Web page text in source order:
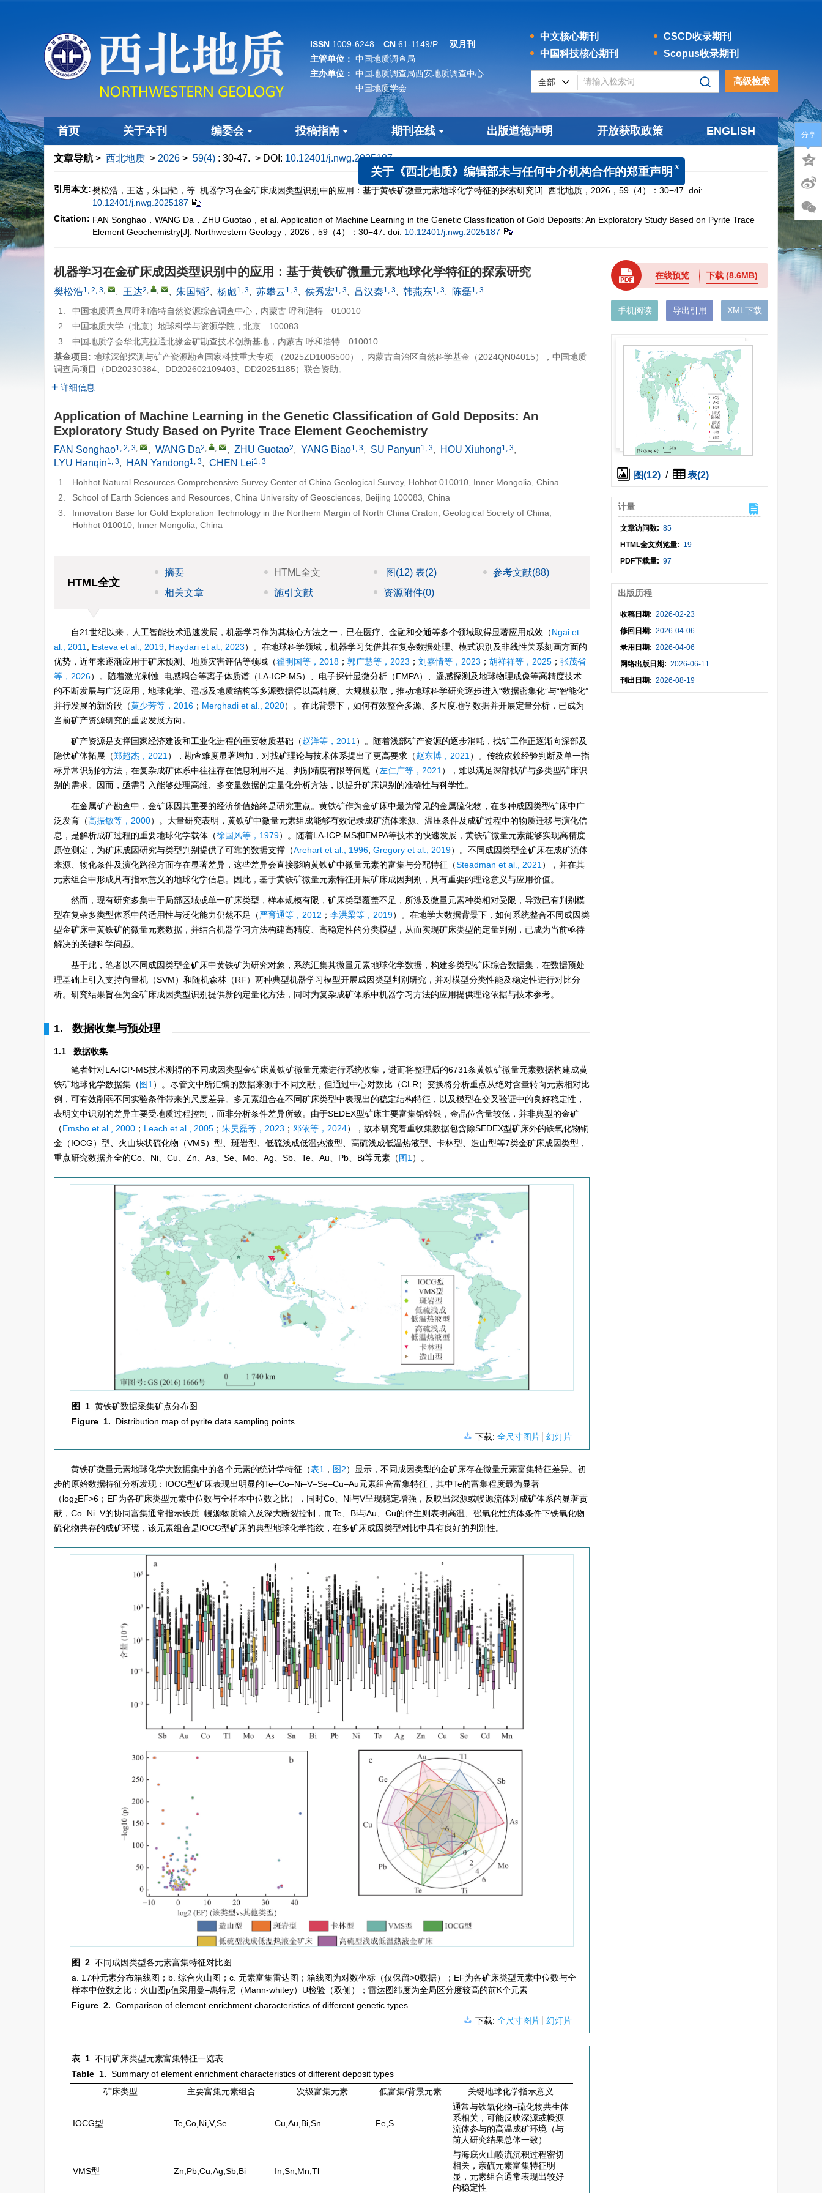
ISSN 1009-6248 CN 61-1149/P
双月刊
主管单位： 中国地质调查局
主办单位： 中国地质调查局西安地质调查中心
中国地质学会
中文核心期刊
CSCD收录期刊
中国科技核心期刊
Scopus收录期刊
高级检索
首页 关于本刊 编委会 投稿指南 期刊在线 出版道德声明 开放获取政策 ENGLISH
文章导航 > 西北地质 > 2026 > 59(4) : 30-47. > DOI: 10.12401/j.nwg.2025187
引用本文:樊松浩，王达，朱国韬，等. 机器学习在金矿床成因类型识别中的应用：基于黄铁矿微量元素地球化学特征的探索研究[J]. 西北地质，2026，59（4）：30−47. doi:
10.12401/j.nwg.2025187
Citation: FAN Songhao，WANG Da，ZHU Guotao，et al. Application of Machine Learning in the Genetic Classification of Gold Deposits: An Exploratory Study Based on Pyrite Trace
Element Geochemistry[J]. Northwestern Geology，2026，59（4）：30−47. doi: 10.12401/j.nwg.2025187
机器学习在金矿床成因类型识别中的应用：基于黄铁矿微量元素地球化学特征的探索研究
樊松浩1, 2, 3, , 王达2, , , 朱国韬2, 杨彪1, 3, 苏攀云1, 3, 侯秀宏1, 3, 吕汉秦1, 3, 韩燕东1, 3, 陈磊1, 3
1.
中国地质调查局呼和浩特自然资源综合调查中心，内蒙古 呼和浩特 010010
2.
中国地质大学（北京）地球科学与资源学院，北京 100083
3.
中国地质学会华北克拉通北缘金矿勘查技术创新基地，内蒙古 呼和浩特 010010
基金项目: 地球深部探测与矿产资源勘查国家科技重大专项 （2025ZD1006500），内蒙古自治区自然科学基金（2024QN04015），中国地质
调查局项目（DD20230384、DD202602109403、DD20251185）联合资助。
详细信息
Application of Machine Learning in the Genetic Classification of Gold Deposits: An
Exploratory Study Based on Pyrite Trace Element Geochemistry
FAN Songhao1, 2, 3, , WANG Da2, , , ZHU Guotao2, YANG Biao1, 3, SU Panyun1, 3, HOU Xiuhong1, 3,
LYU Hanqin1, 3, HAN Yandong1, 3, CHEN Lei1, 3
1.
Hohhot Natural Resources Comprehensive Survey Center of China Geological Survey, Hohhot 010010, Inner Mongolia, China
2.
School of Earth Sciences and Resources, China University of Geosciences, Beijing 100083, China
3.
Innovation Base for Gold Exploration Technology in the Northern Margin of North China Craton, Geological Society of China,
Hohhot 010010, Inner Mongolia, China
HTML全文
摘要 HTML全文 图 (12) 表(2) 参考文献(88)
相关文章
施引文献 资源附件(0)
自21世纪以来，人工智能技术迅速发展，机器学习作为其核心方法之一，已在医疗、金融和交通等多个领域取得显著应用成效（Ngai et
al., 2011 ; Esteva et al., 2019; Haydari et al., 2023）。在地球科学领域，机器学习凭借其在复杂数据处理、模式识别及非线性关系刻画方面的
优势，近年来逐渐应用于矿床预测、地质灾害评估等领域（翟明国等，2018 ； 郭广慧等，2023 ； 刘嘉情等，2023 ； 胡祥祥等，2025 ； 张茂省
等，2026）。随着激光剥蚀–电感耦合等离子体质谱（LA-ICP-MS）、电子探针显微分析（EMPA）、遥感探测及地球物理成像等高精度技术
的不断发展与广泛应用，地球化学、遥感及地质结构等多源数据得以高精度、大规模获取，推动地球科学研究逐步进入“数据密集化”与“智能化”
并行发展的新阶段（黄少芳等，2016 ； Merghadi et al., 2020）。在此背景下，如何有效整合多源、多尺度地学数据并开展定量分析，已成为
当前矿产资源研究的重要发展方向。
矿产资源是支撑国家经济建设和工业化进程的重要物质基础（赵洋等，2011 ）。随着浅部矿产资源的逐步消耗，找矿工作正逐渐向深部及
隐伏矿体拓展（郑超杰，2021 ），勘查难度显著增加，对找矿理论与技术体系提出了更高要求（赵东博，2021 ）。传统依赖经验判断及单一指
标异常识别的方法，在复杂成矿体系中往往存在信息利用不足、判别精度有限等问题（左仁广等，2021 ），难以满足深部找矿与多类型矿床识
别的需求。因而，亟需引入能够处理高维、多变量数据的定量化分析方法，以提升矿床识别的准确性与科学性。
在金属矿产勘查中，金矿床因其重要的经济价值始终是研究重点。黄铁矿作为金矿床中最为常见的金属硫化物，在多种成因类型矿床中广
泛发育（高振敏等，2000）。大量研究表明，黄铁矿中微量元素组成能够有效记录成矿流体来源、温压条件及成矿过程中的物质迁移与演化信
息，是解析成矿过程的重要地球化学载体（徐国风等，1979）。随着LA-ICP-MS和EMPA等技术的快速发展，黄铁矿微量元素能够实现高精度
原位测定，为矿床成因研究与类型判别提供了可靠的数据支撑（Arehart et al., 1996; Gregory et al., 2019）。不同成因类型金矿床在成矿流体
来源、物化条件及演化路径方面存在显著差异，这些差异会直接影响黄铁矿中微量元素的富集与分配特征（Steadman et al., 2021 ），并在其
元素组合中形成具有指示意义的地球化学信息。因此，基于黄铁矿微量元素特征开展矿床成因判别，具有重要的理论意义与应用价值。
然而，现有研究多集中于局部区域或单一矿床类型，样本规模有限，矿床类型覆盖不足，所涉及微量元素种类相对受限，导致已有判别模
型在复杂多类型体系中的适用性与泛化能力仍然不足（严育通等，2012 ； 李洪梁等，2019）。在地学大数据背景下，如何系统整合不同成因类
型金矿床中黄铁矿的微量元素数据，并结合机器学习方法构建高精度、高稳定性的分类模型，从而实现矿床类型的定量判别，已成为当前亟待
解决的关键科学问题。
基于此，笔者以不同成因类型金矿床中黄铁矿为研究对象，系统汇集其微量元素地球化学数据，构建多类型矿床综合数据集，在数据预处
理基础上引入支持向量机（SVM）和随机森林（RF）两种典型机器学习模型开展成因类型判别研究，并对模型分类性能及稳定性进行对比分
析。研究结果旨在为金矿床成因类型识别提供新的定量化方法，同时为复杂成矿体系中机器学习方法的应用提供理论依据与技术参考。
1. 数据收集与预处理
1.1 数据收集
笔者针对LA-ICP-MS技术测得的不同成因类型金矿床黄铁矿微量元素进行系统收集，进而将整理后的6731条黄铁矿微量元素数据构建成黄
铁矿地球化学数据集（图1 ）。尽管文中所汇编的数据来源于不同文献，但通过中心对数比（CLR）变换将分析重点从绝对含量转向元素相对比
例，可有效削弱不同实验条件带来的尺度差异。多元素组合在不同矿床类型中表现出的稳定结构特征，以及模型在交叉验证中的良好稳定性，
表明文中识别的差异主要受地质过程控制，而非分析条件差异所致。由于SEDEX型矿床主要富集铅锌银，金品位含量较低，并非典型的金矿
（Emsbo et al., 2000 ； Leach et al., 2005 ； 朱昊磊等，2023 ； 邓依等，2024），故本研究着重收集数据包含除SEDEX型矿床外的铁氧化物铜
金（IOCG）型、火山块状硫化物（VMS）型、斑岩型、低硫浅成低温热液型、高硫浅成低温热液型、卡林型、造山型等7类金矿床成因类型，
重点研究数据齐全的Co、Ni、Cu、Zn、As、Se、Mo、Ag、Sb、Te、Au、Pb、Bi等元素（图1 ）。
图 1 黄铁矿数据采集矿点分布图
Figure 1.
Distribution map of pyrite data sampling points
下载: 全尺寸图片 幻灯片
黄铁矿微量元素地球化学大数据集中的各个元素的统计学特征（表1 ， 图2）显示，不同成因类型的金矿床存在微量元素富集特征差异。初
步的原始数据特征分析发现：IOCG型矿床表现出明显的Te–Co–Ni–V–Se–Cu–Au元素组合富集特征，其中Te的富集程度最为显著
（log2EF>6；EF为各矿床类型元素中位数与全样本中位数之比），同时Co、Ni与V呈现稳定增强，反映出深源或幔源流体对成矿体系的显著贡
献，Co–Ni–V的协同富集通常指示铁质–幔源物质输入及深大断裂控制，而Te、Bi与Au、Cu的伴生则表明高温、强氧化性流体条件下铁氧化物–
硫化物共存的成矿环境，该元素组合是IOCG型矿床的典型地球化学指纹，在多矿床成因类型对比中具有良好的判别性。
图 2 不同成因类型各元素富集特征对比图
a. 17种元素分布箱线图；b. 综合火山图；c. 元素富集雷达图；箱线图为对数坐标（仅保留>0数据）；EF为各矿床类型元素中位数与全
样本中位数之比；火山图p值采用曼–惠特尼（Mann-whitey）U检验（双侧）；雷达图纬度为全局区分度较高的前K个元素
Figure 2. Comparison of element enrichment characteristics of different genetic types
下载: 全尺寸图片 幻灯片
表 1 不同矿床类型元素富集特征一览表
Table 1. Summary of element enrichment characteristics of different deposit types
矿床类型
主要富集元素组合 次级富集元素 低富集/背景元素 关键地球化学指示意义
IOCG型 Te,Co,Ni,V,Se Cu,Au,Bi,Sn Fe,S
通常与铁氧化物–硫化物共生体
系相关，可能反映深源或幔源
流体参与的高温成矿环境（与
前人研究结果总体一致）
VMS型 Zn,Pb,Cu,Ag,Sb,Bi In,Sn,Mn,Tl —
与海底火山喷流沉积过程密切
相关，亲硫元素富集特征明
显，元素组合通常表现出较好
的稳定性
在线预览 下载(8.6MB)
手机阅读 导出引用 XML下载
图(12) / 表(2)
计量
文章访问数: 85
HTML全文浏览量: 19
PDF下载量: 97
出版历程
收稿日期: 2026-02-23
修回日期: 2026-04-06
录用日期: 2026-04-06
网络出版日期: 2026-06-11
刊出日期: 2026-08-19
分享
关于《西北地质》编辑部未与任何中介机构合作的郑重声明